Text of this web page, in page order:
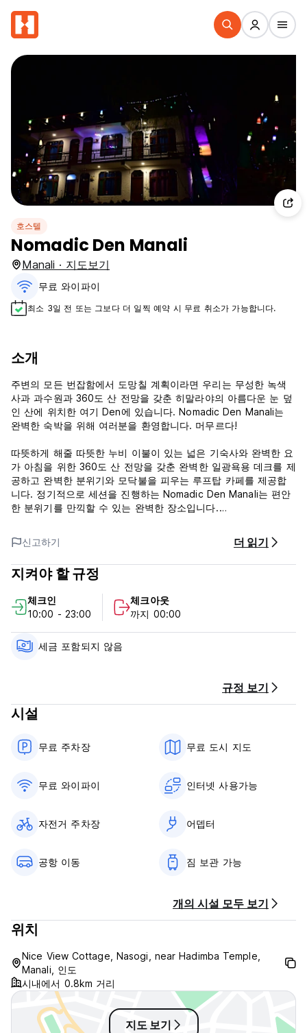
호스텔
Nomadic Den Manali
Manali · 지도보기
무료 와이파이
최소 3일 전 또는 그보다 더 일찍 예약 시 무료 취소가 가능합니다.
소개
주변의 모든 번잡함에서 도망칠 계획이라면 우리는 무성한 녹색
사과 과수원과 360도 산 전망을 갖춘 히말라야의 아름다운 눈 덮
인 산에 위치한 여기 Den에 있습니다. Nomadic Den Manali는
완벽한 숙박을 위해 여러분을 환영합니다. 머무르다!
따뜻하게 해줄 따뜻한 누비 이불이 있는 넓은 기숙사와 완벽한 요
가 아침을 위한 360도 산 전망을 갖춘 완벽한 일광욕용 데크를 제
공하고 완벽한 분위기와 모닥불을 피우는 루프탑 카페를 제공합
니다. 정기적으로 세션을 진행하는 Nomadic Den Manali는 편안
한 분위기를 만끽할 수 있는 완벽한 장소입니다.
우리는 4개의 벽이 있는 호스텔 생활을 하지 않습니다. 호스텔의
주요 모토는 사회적 환경에 참여하고 끝없는 모험 대화에 참여하
는 것입니다.
운 히말라야에서 편안한 시간을 보내고 싶은 사람들에게 완벽한
장소입니다.
***숙소 정책 및 조건:
5. 리셉션 운영 시간은 09:00~23:00입니다.
7. 세금이 포함되어 있습니다.
8. 아침 식사는 포함되어 있지 않습니다.
language)
신고하기 더 읽기
지켜야 할 규정
체크인
10:00 - 23:00
체크아웃
까지 00:00
세금 포함되지 않음
규정 보기
시설
무료 주차장 무료 도시 지도
무료 와이파이 인터넷 사용가능
자전거 주차장 어뎁터
공항 이동 짐 보관 가능
개의 시설 모두 보기
위치
Nice View Cottage, Nasogi, near Hadimba Temple,
Manali, 인도
시내에서 0.8km 거리
지도 보기